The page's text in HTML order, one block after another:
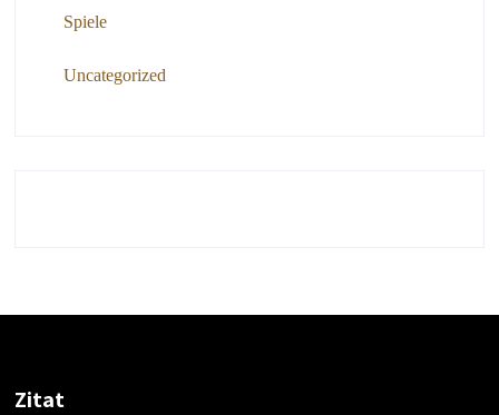
Spiele
Uncategorized
Zitat